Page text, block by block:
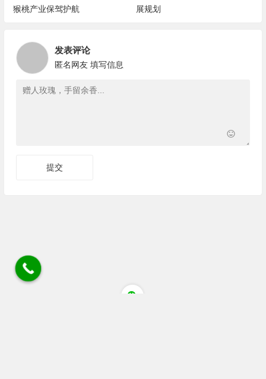
猴桃产业保驾护航
展规划
发表评论
匿名网友 填写信息